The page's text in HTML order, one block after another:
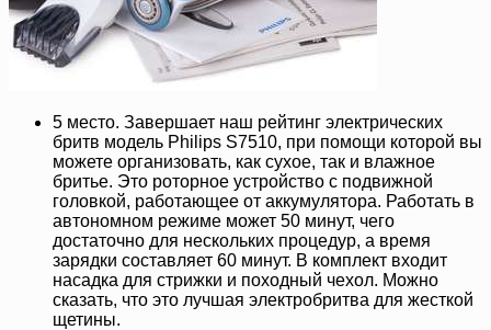
5 место. Завершает наш рейтинг электрических
бритв модель Philips S7510, при помощи которой вы
можете организовать, как сухое, так и влажное
бритье. Это роторное устройство с подвижной
головкой, работающее от аккумулятора. Работать в
автономном режиме может 50 минут, чего
достаточно для нескольких процедур, а время
зарядки составляет 60 минут. В комплект входит
насадка для стрижки и походный чехол. Можно
сказать, что это лучшая электробритва для жесткой
щетины.